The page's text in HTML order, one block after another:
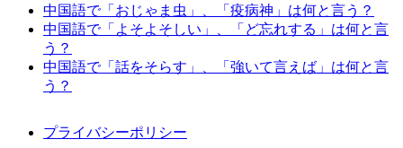
中国語で「おじゃま虫」、「疫病神」は何と言う？
中国語で「よそよそしい」、「ど忘れする」は何と言
う？
中国語で「話をそらす」、「強いて言えば」は何と言
う？
プライバシーポリシー